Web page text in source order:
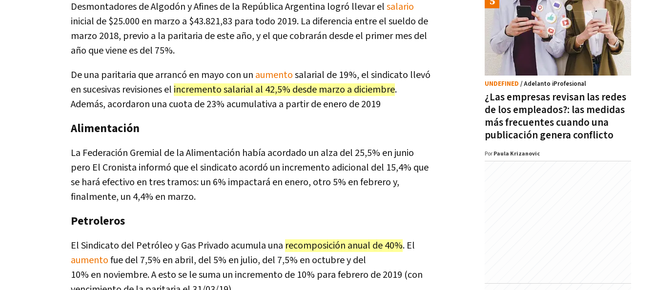
Desmontadores de Algodón y Afines de la República Argentina logró llevar elsalario
inicial de $25.000 en marzo a $43.821,83 para todo 2019. La diferencia entre el sueldo de
marzo 2018, previo a la paritaria de este año, y el que cobrarán desde el primer mes del
año que viene es del 75%.
De una paritaria que arrancó en mayo con un aumentosalarial de 19%, el sindicato llevó
en sucesivas revisiones el incremento salarial al 42,5% desde marzo a diciembre.
Además, acordaron una cuota de 23% acumulativa a partir de enero de 2019
Alimentación
La Federación Gremial de la Alimentación había acordado un alza del 25,5% en junio
pero El Cronista informó que el sindicato acordó un incremento adicional del 15,4% que
se hará efectivo en tres tramos: un 6% impactará en enero, otro 5% en febrero y,
finalmente, un 4,4% en marzo.
Petroleros
El Sindicato del Petróleo y Gas Privado acumula una recomposición anual de 40%. El
aumentofue del 7,5% en abril, del 5% en julio, del 7,5% en octubre y del
10% en noviembre. A esto se le suma un incremento de 10% para febrero de 2019 (con
¿Las empresas revisan las redes
de los empleados?: las medidas
más frecuentes cuando una
publicación genera conflicto
UNDEFINED / Adelanto iProfesional
Por Paula Krizanovic